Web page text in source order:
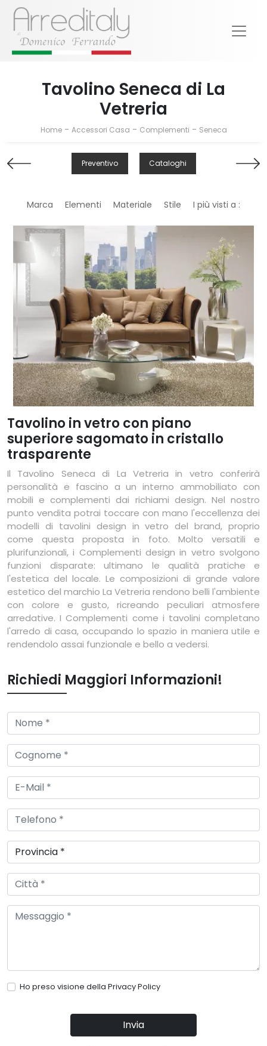
Tavolino Seneca di La
Vetreria
Home- Accessori Casa - Complementi - Seneca
Preventivo Cataloghi
Marca Elementi Materiale Stile I più visti a :
Tavolino in vetro con piano
superiore sagomato in cristallo
trasparente
Il Tavolino Seneca di La Vetreria in vetro conferirà
personalità e fascino a un interno ammobiliato con
mobili e complementi dai richiami design. Nel nostro
punto vendita potrai toccare con mano l'eccellenza dei
modelli di tavolini design in vetro del brand, proprio
come questa proposta in foto. Molto versatili e
plurifunzionali, i Complementi design in vetro svolgono
funzioni disparate: ultimano le qualità pratiche e
l'estetica del locale. Le composizioni di grande valore
estetico del marchio La Vetreria rendono belli l'ambiente
con colore e gusto, ricreando peculiari atmosfere
arredative. I Complementi come i tavolini completano
l'arredo di casa, occupando lo spazio in maniera utile e
rendendolo assai funzionale e bello a vedersi.
Richiedi Maggiori Informazioni!
Ho preso visione della Privacy Policy
Invia